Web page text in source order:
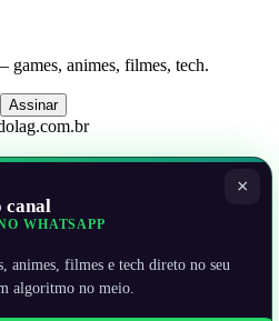
games, animes, filmes, tech.
Assinar
×
canal
WHATSAPP
animes, filmes e tech direto no seu
algoritmo no meio.